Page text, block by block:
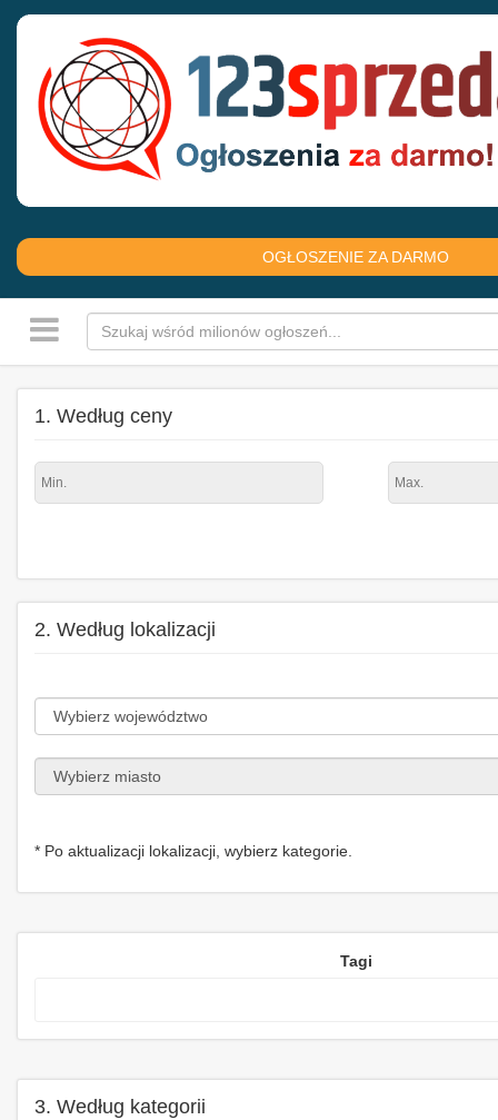
OGŁOSZENIE ZA DARMO
1. Według ceny
2. Według lokalizacji
* Po aktualizacji lokalizacji, wybierz kategorie.
Tagi
3. Według kategorii